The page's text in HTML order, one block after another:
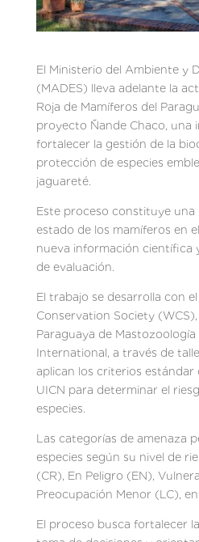
El Ministerio del Ambiente y
(MADES) lleva adelante la
Roja de Mamíferos del
proyecto Ñande Chaco, una
fortalecer la gestión de la
protección de especies
jaguareté.
Este proceso constituye una
estado de los mamíferos en
nueva información científica
de evaluación.
El trabajo se desarrolla con
Conservation Society
Paraguaya de
International, a través de
aplican los criterios estándar
UICN para determinar el
especies.
Las categorías de amenaza
especies según su nivel de
(CR), En Peligro (EN),
Preocupación Menor (LC),
El proceso busca fortalecer